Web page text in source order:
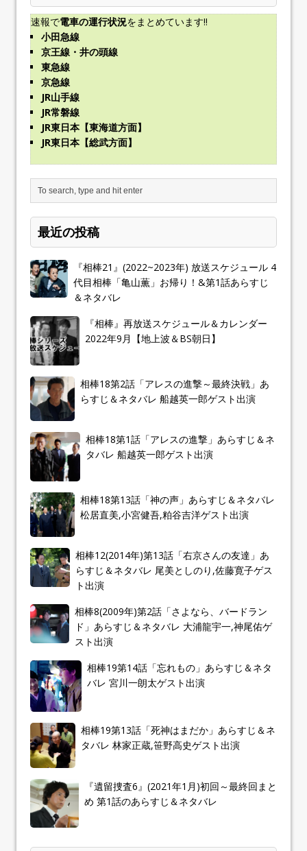
速報で電車の運行状況をまとめています!!
小田急線
京王線・井の頭線
東急線
京急線
JR山手線
JR常磐線
JR東日本【東海道方面】
JR東日本【総武方面】
最近の投稿
『相棒21』(2022~2023年) 放送スケジュール 4
代目相棒「亀山薫」お帰り！&第1話あらすじ
＆ネタバレ
『相棒』再放送スケジュール＆カレンダー
2022年9月【地上波＆BS朝日】
相棒18第2話「アレスの進撃～最終決戦」あ
らすじ＆ネタバレ 船越英一郎ゲスト出演
相棒18第1話「アレスの進撃」あらすじ＆ネ
タバレ 船越英一郎ゲスト出演
相棒18第13話「神の声」あらすじ＆ネタバレ
松居直美,小宮健吾,粕谷吉洋ゲスト出演
相棒12(2014年)第13話「右京さんの友達」あ
らすじ＆ネタバレ 尾美としのり,佐藤寛子ゲス
ト出演
相棒8(2009年)第2話「さよなら、バードラン
ド」あらすじ＆ネタバレ 大浦龍宇一,神尾佑ゲ
スト出演
相棒19第14話「忘れもの」あらすじ＆ネタ
バレ 宮川一朗太ゲスト出演
相棒19第13話「死神はまだか」あらすじ＆ネ
タバレ 林家正蔵,笹野高史ゲスト出演
『遺留捜査6』(2021年1月)初回～最終回まと
め 第1話のあらすじ＆ネタバレ